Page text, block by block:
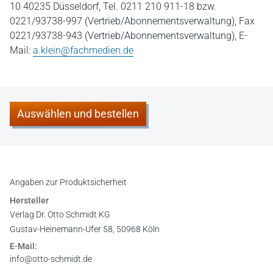
10 40235 Düsseldorf, Tel. 0211 210 911-18 bzw.
0221/93738-997 (Vertrieb/Abonnementsverwaltung), Fax
0221/93738-943 (Vertrieb/Abonnementsverwaltung), E-
Mail: a.klein@fachmedien.de
Auswählen und bestellen
Angaben zur Produktsicherheit
Hersteller
Verlag Dr. Otto Schmidt KG
Gustav-Heinemann-Ufer 58, 50968 Köln
E-Mail:
info@otto-schmidt.de